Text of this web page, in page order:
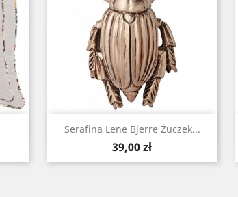
Serafina Lene Bjerre Żuczek...
Cena
39,00 zł
Szybki podgląd